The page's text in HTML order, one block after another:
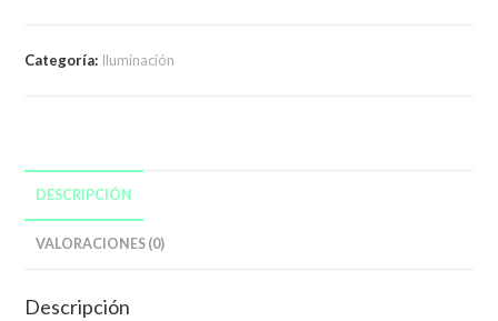
Categoría: Iluminación
DESCRIPCIÓN
VALORACIONES (0)
Descripción